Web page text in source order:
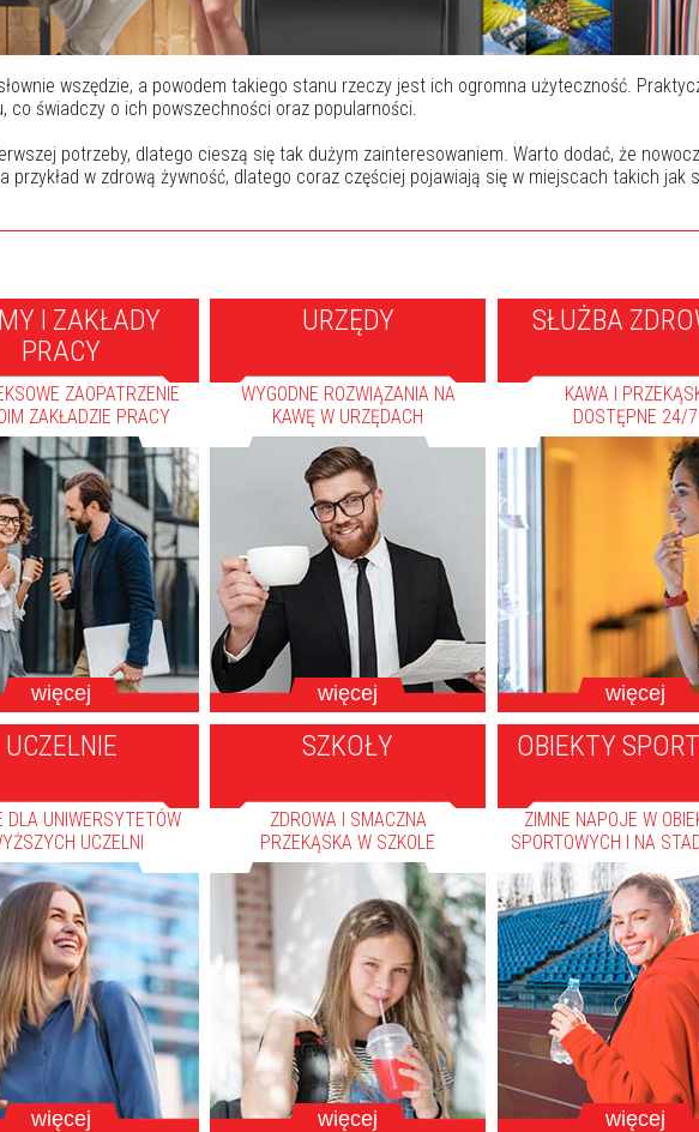
wszędzie, a powodem takiego stanu rzeczy jest ich ogromna użyteczność.
co świadczy o ich powszechności oraz popularności.
potrzeby, dlatego cieszą się tak dużym zainteresowaniem. Warto dodać, że
w zdrową żywność, dlatego coraz częściej pojawiają się w miejscach takich jak
I ZAKŁADY
PRACY
ZAOPATRZENIE
ZAKŁADZIE PRACY
więcej
URZĘDY
WYGODNE ROZWIĄZANIA NA
KAWĘ W URZĘDACH
więcej
SŁUŻBA
KAWA I
DOSTĘPNE 24/7
więcej
UCZELNIE
DLA UNIWERSYTETÓW
UCZELNI
więcej
SZKOŁY
ZDROWA I SMACZNA
PRZEKĄSKA W SZKOLE
więcej
OBIEKTY
ZIMNE NAPOJE W
SPORTOWYCH I NA
więcej